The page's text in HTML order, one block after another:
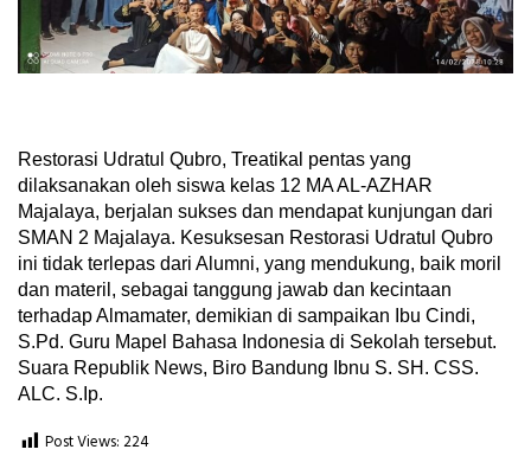
Restorasi Udratul Qubro, Treatikal pentas yang
dilaksanakan oleh siswa kelas 12 MA AL-AZHAR
Majalaya, berjalan sukses dan mendapat kunjungan dari
SMAN 2 Majalaya. Kesuksesan Restorasi Udratul Qubro
ini tidak terlepas dari Alumni, yang mendukung, baik moril
dan materil, sebagai tanggung jawab dan kecintaan
terhadap Almamater, demikian di sampaikan Ibu Cindi,
S.Pd. Guru Mapel Bahasa Indonesia di Sekolah tersebut.
Suara Republik News, Biro Bandung Ibnu S. SH. CSS.
ALC. S.Ip.
Post Views:224